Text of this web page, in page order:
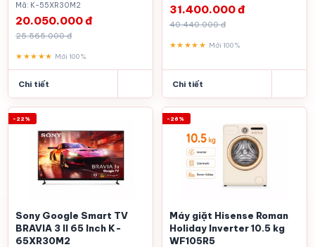
Mã: K-55XR30M2
25.565.000 đ
20.050.000 đ
★★★★★ Mới 100%
Chi tiết
40.440.000 đ
31.400.000 đ
★★★★★ Mới 100%
Chi tiết
-22%
Sony Google Smart TV
BRAVIA 3 II 65 Inch K-
65XR30M2
-26%
Máy giặt Hisense Roman
Holiday Inverter 10.5 kg
WF105R5